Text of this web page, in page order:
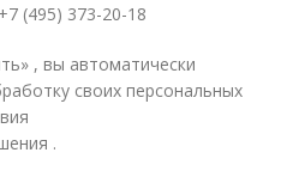
(495) 373-20-18
, вы автоматически
своих персональных
.